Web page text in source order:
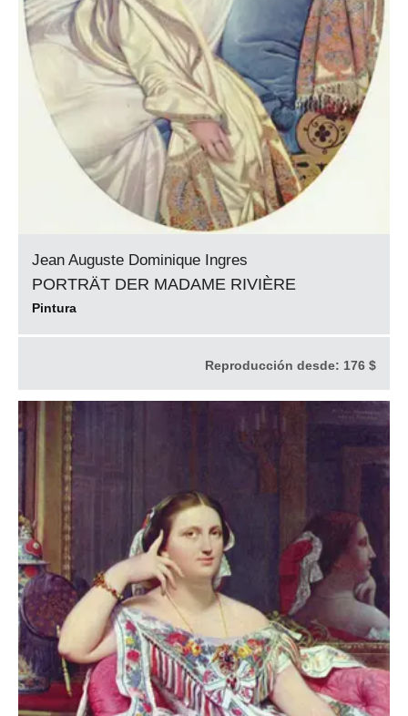
Jean Auguste Dominique Ingres
PORTRÄT DER MADAME RIVIÈRE
Pintura
Reproducción desde: 176 $